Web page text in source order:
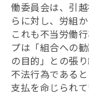
働委員会は、引
らに対し、労組
これも不当労働
プは「組合への
の目的」との張
不法行為である
支払を命じられて